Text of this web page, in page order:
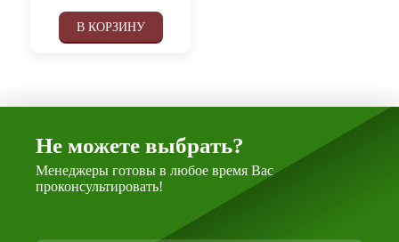
В КОРЗИНУ
Не можете выбрать?
Менеджеры готовы в любое время Вас
проконсультировать!